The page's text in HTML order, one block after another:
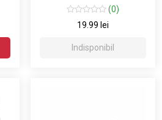
(0)
19.99 lei
Indisponibil